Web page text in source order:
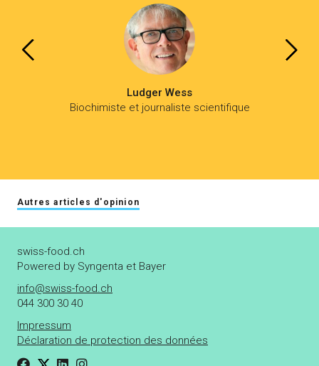
Ludger Wess
Biochimiste et journaliste scientifique
Autres articles d'opinion
swiss-food.ch
Powered by Syngenta et Bayer
info@swiss-food.ch
044 300 30 40
Impressum
Déclaration de protection des données